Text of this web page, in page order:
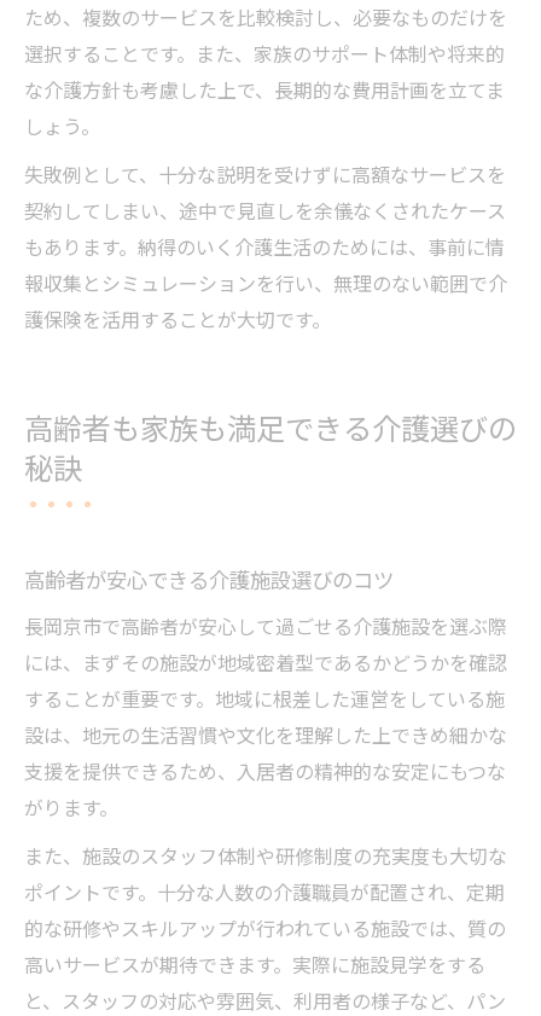
ため、複数のサービスを比較検討し、必要なものだけを
選択することです。また、家族のサポート体制や将来的
な介護方針も考慮した上で、長期的な費用計画を立てま
しょう。
失敗例として、十分な説明を受けずに高額なサービスを
契約してしまい、途中で見直しを余儀なくされたケース
もあります。納得のいく介護生活のためには、事前に情
報収集とシミュレーションを行い、無理のない範囲で介
護保険を活用することが大切です。
高齢者も家族も満足できる介護選びの
秘訣
高齢者が安心できる介護施設選びのコツ
長岡京市で高齢者が安心して過ごせる介護施設を選ぶ際
には、まずその施設が地域密着型であるかどうかを確認
することが重要です。地域に根差した運営をしている施
設は、地元の生活習慣や文化を理解した上できめ細かな
支援を提供できるため、入居者の精神的な安定にもつな
がります。
また、施設のスタッフ体制や研修制度の充実度も大切な
ポイントです。十分な人数の介護職員が配置され、定期
的な研修やスキルアップが行われている施設では、質の
高いサービスが期待できます。実際に施設見学をする
と、スタッフの対応や雰囲気、利用者の様子など、パン